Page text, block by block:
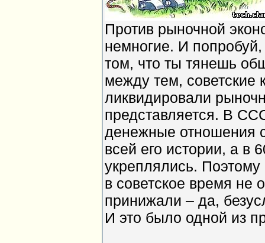
Против рыночной
немногие. И
том, что ты тянешь
между тем, советские
ликвидировали
представляется. В
денежные отношения
всей его истории, а в
укреплялись. Поэтому
в советское время не
принижали – да,
И это было одной из